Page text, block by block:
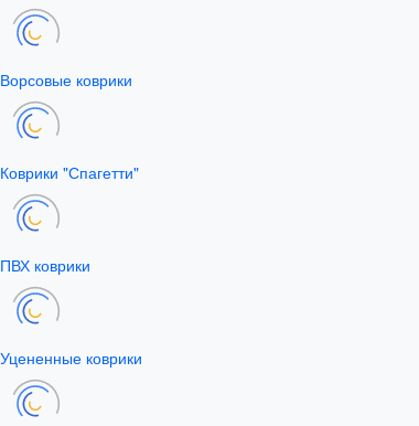
Ворсовые коврики
Коврики "Спагетти"
ПВХ коврики
Уцененные коврики